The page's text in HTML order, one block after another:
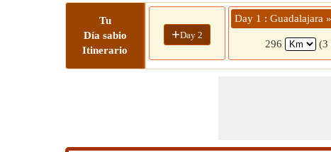
Tu
Día sabio
Itinerario
+Day 2
Day 1 : Guadalajara
296 (3